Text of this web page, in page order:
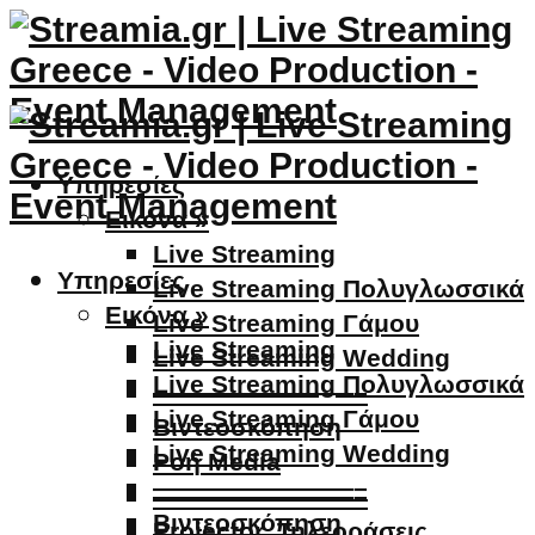
Υπηρεσίες
Εικόνα »
Live Streaming
Live Streaming Πολυγλωσσικά
Live Streaming Γάμου
Live Streaming Wedding
————————–
Βιντεοσκόπηση
Ροή Media
————————–
Υπηρεσίες
Εικόνα »
Live Streaming
Live Streaming Πολυγλωσσικά
Live Streaming Γάμου
Live Streaming Wedding
————————–
Βιντεοσκόπηση